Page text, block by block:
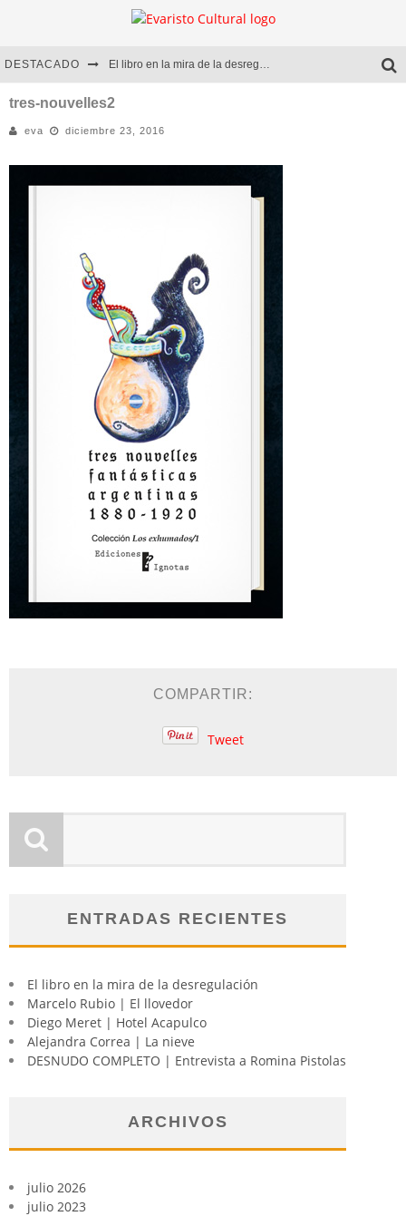
DESTACADO El libro en la mira de la desregulación
Marcelo Rubio | El llovedor
Diego Meret | Hotel Acapulco
tres-nouvelles2
eva diciembre 23, 2016
COMPARTIR:
Tweet
ENTRADAS RECIENTES
El libro en la mira de la desregulación
Marcelo Rubio | El llovedor
Diego Meret | Hotel Acapulco
Alejandra Correa | La nieve
DESNUDO COMPLETO | Entrevista a Romina Pistolas
ARCHIVOS
julio 2026
julio 2023